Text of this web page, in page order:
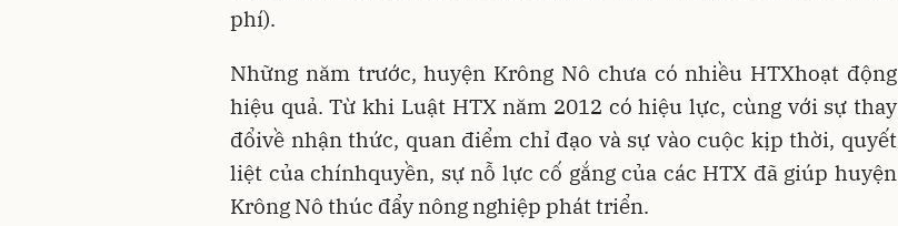
phí).
Những năm trước, huyện Krông Nô chưa có nhiều HTXhoạt động
hiệu quả. Từ khi Luật HTX năm 2012 có hiệu lực, cùng với sự thay
đổivề nhận thức, quan điểm chỉ đạo và sự vào cuộc kịp thời, quyết
liệt của chínhquyền, sự nỗ lực cố gắng của các HTX đã giúp huyện
Krông Nô thúc đẩy nông nghiệp phát triển.